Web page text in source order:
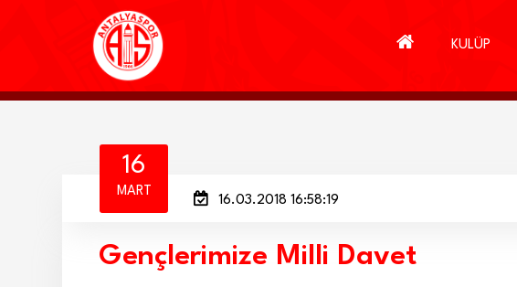
KULÜP
16
MART
16.03.2018 16:58:19
Gençlerimize Milli Davet